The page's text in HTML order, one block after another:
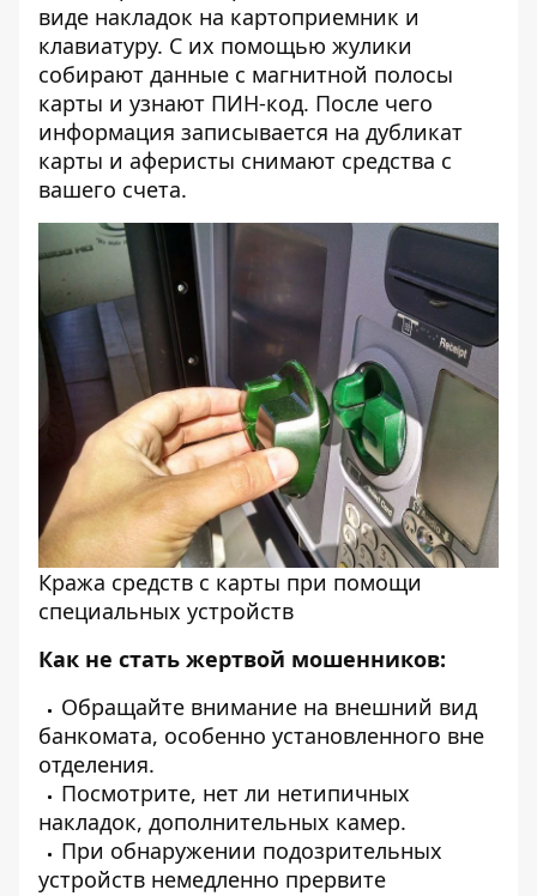
виде накладок на картоприемник и
клавиатуру. С их помощью жулики
собирают данные с магнитной полосы
карты и узнают ПИН-код. После чего
информация записывается на дубликат
карты и аферисты снимают средства с
вашего счета.
Кража средств с карты при помощи
специальных устройств
Как не стать жертвой мошенников:
Обращайте внимание на внешний вид
банкомата, особенно установленного вне
отделения.
Посмотрите, нет ли нетипичных
накладок, дополнительных камер.
При обнаружении подозрительных
устройств немедленно прервите